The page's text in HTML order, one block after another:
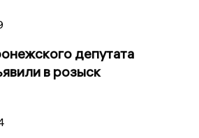
депутата
в розыск